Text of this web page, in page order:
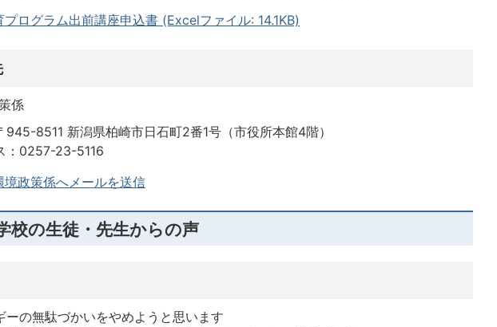
プログラム出前講座申込書 (Excelファイル: 14.1KB)
係
945-8511 新潟県柏崎市日石町2番1号（市役所本館4階）
：0257-23-5116
境政策係へメールを送信
校の生徒・先生からの声
ーの無駄づかいをやめようと思います